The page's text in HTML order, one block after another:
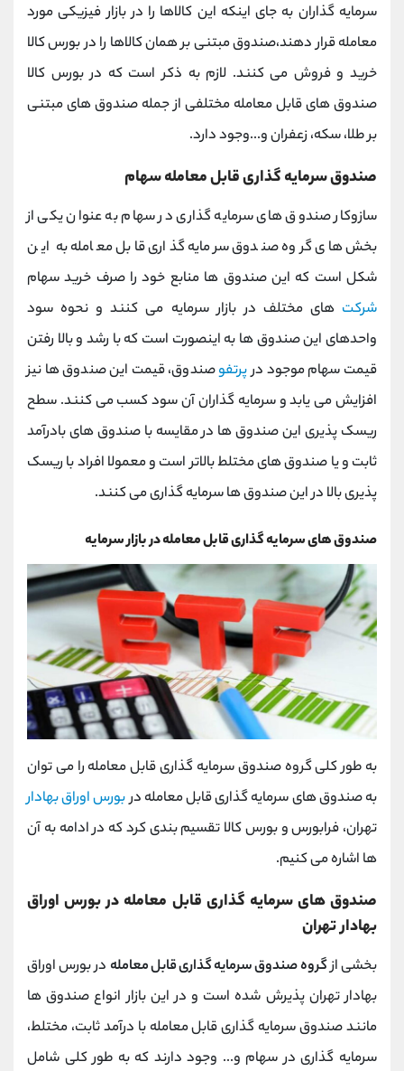
سرمایه گذاران به جای اینکه این کالاها را در بازار فیزیکی مورد
معامله قرار دهند،صندوق مبتنی بر همان کالاها را در بورس کالا
خرید و فروش می کنند. لازم به ذکر است که در بورس کالا
صندوق های قابل معامله مختلفی از جمله صندوق های مبتنی
بر طلا، سکه، زعفران و...وجود دارد.
صندوق سرمایه گذاری قابل معامله سهام
سازوکار صندوق های سرمایه گذاری در سهام به عنوان یکی از
بخش های گروه صندوق سرمایه گذاری قابل معامله به این
شکل است که این صندوق ها منابع خود را صرف خرید سهام
شرکت های مختلف در بازار سرمایه می کنند و نحوه سود
واحدهای این صندوق ها به اینصورت است که با رشد و بالا رفتن
قیمت سهام موجود درپرتفوصندوق، قیمت این صندوق ها نیز
افزایش می یابد و سرمایه گذاران آن سود کسب می کنند. سطح
ریسک پذیری این صندوق ها در مقایسه با صندوق های بادرآمد
ثابت و یا صندوق های مختلط بالاتر است و معمولا افراد با ریسک
پذیری بالا در این صندوق ها سرمایه گذاری می کنند.
صندوق های سرمایه گذاری قابل معامله در بازار سرمایه
به طور کلی گروه صندوق سرمایه گذاری قابل معامله را می توان
به صندوق های سرمایه گذاری قابل معامله دربورس اوراق بهادار
تهران، فرابورس و بورس کالا تقسیم بندی کرد که در ادامه به آن
ها اشاره می کنیم.
صندوق های سرمایه گذاری قابل معامله در بورس اوراق
بهادار تهران
بخشی ازگروه صندوق سرمایه گذاری قابل معامله در بورس اوراق
بهادار تهران پذیرش شده است و در این بازار انواع صندوق ها
مانند صندوق سرمایه گذاری قابل معامله با درآمد ثابت، مختلط،
سرمایه گذاری در سهام و... وجود دارند که به طور کلی شامل